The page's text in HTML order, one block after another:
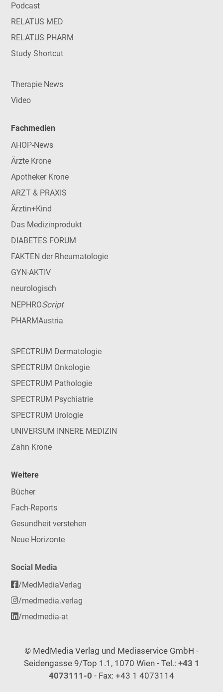
Podcast
RELATUS MED
RELATUS PHARM
Study Shortcut
Therapie News
Video
Fachmedien
AHOP-News
Ärzte Krone
Apotheker Krone
ARZT & PRAXIS
Ärztin+Kind
Das Medizinprodukt
DIABETES FORUM
FAKTEN der Rheumatologie
GYN-AKTIV
neurologisch
NEPHROScript
PHARMAustria
SPECTRUM Dermatologie
SPECTRUM Onkologie
SPECTRUM Pathologie
SPECTRUM Psychiatrie
SPECTRUM Urologie
UNIVERSUM INNERE MEDIZIN
Zahn Krone
Weitere
Bücher
Fach-Reports
Gesundheit verstehen
Neue Horizonte
Social Media
/MedMediaVerlag
/medmedia.verlag
/medmedia-at
© MedMedia Verlag und Mediaservice GmbH -
Seidengasse 9/Top 1.1, 1070 Wien - Tel.: +43 1
4073111-0 - Fax: +43 1 4073114